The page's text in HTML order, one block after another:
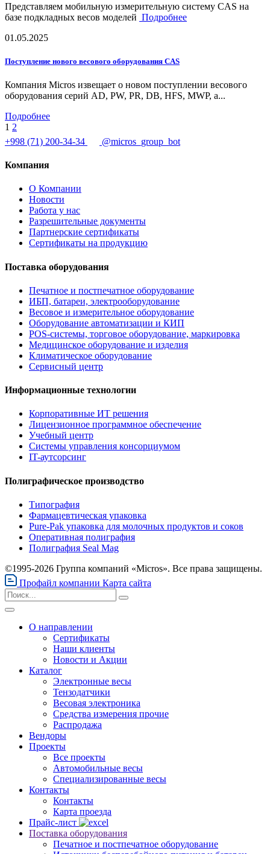
Представляем мобильную измерительную систему CAS на
базе подкладных весов моделей Подробнее
01.05.2025
Поступление нового весового оборудования CAS
Компания Micros извещает о новом поступлении весового
оборудования серий AD, PW, PR, DB, HFS, MWP, а...
Подробнее
1 2
+998 (71) 200-34-34
@micros_group_bot
Компания
О Компании
Новости
Работа у нас
Разрешительные документы
Партнерские сертификаты
Сертификаты на продукцию
Поставка оборудования
Печатное и постпечатное оборудование
ИБП, батареи, электрооборудование
Весовое и измерительное оборудование
Оборудование автоматизации и КИП
POS-системы, торговое оборудование, маркировка
Медицинское оборудование и изделия
Климатическое оборудование
Сервисный центр
Информационные технологии
Корпоративные ИТ решения
Лицензионное программное обеспечение
Учебный центр
Системы управления консорциумом
IT-аутсорсинг
Полиграфическое производство
Типография
Фармацевтическая упаковка
Pure-Pak упаковка для молочных продуктов и соков
Оперативная полиграфия
Полиграфия Seal Mag
©1995-2026 Группа компаний «Micros». Все права защищены.
Профайл компании Карта сайта
О направлении
Сертификаты
Наши клиенты
Новости и Акции
Каталог
Электронные весы
Тензодатчики
Весовая электроника
Средства измерения прочие
Распродажа
Вендоры
Проекты
Все проекты
Автомобильные весы
Специализированные весы
Контакты
Контакты
Карта проезда
Прайс-лист
Поставка оборудования
Печатное и постпечатное оборудование